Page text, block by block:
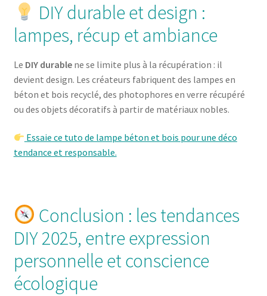
DIY durable et design :
lampes, récup et ambiance
Le DIY durablene se limite plus à la récupération : il
devient design. Les créateurs fabriquent des lampes en
béton et bois recyclé, des photophores en verre récupéré
ou des objets décoratifs à partir de matériaux nobles.
Essaie ce tuto de lampe béton et bois pour une déco
tendance et responsable.
Conclusion : les tendances
DIY 2025, entre expression
personnelle et conscience
écologique